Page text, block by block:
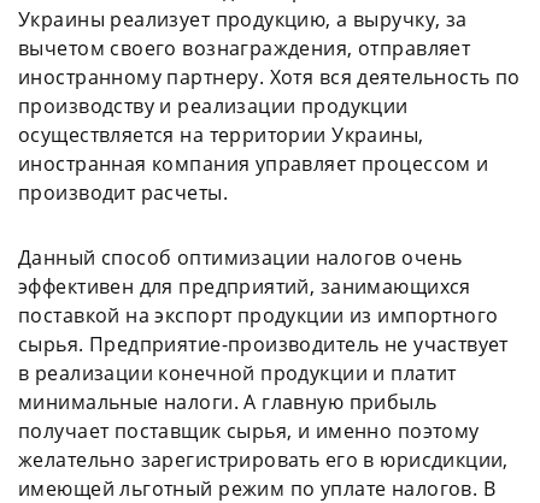
Украины реализует продукцию, а выручку, за
вычетом своего вознаграждения, отправляет
иностранному партнеру. Хотя вся деятельность по
производству и реализации продукции
осуществляется на территории Украины,
иностранная компания управляет процессом и
производит расчеты.
Данный способ оптимизации налогов очень
эффективен для предприятий, занимающихся
поставкой на экспорт продукции из импортного
сырья. Предприятие-производитель не участвует
в реализации конечной продукции и платит
минимальные налоги. А главную прибыль
получает поставщик сырья, и именно поэтому
желательно зарегистрировать его в юрисдикции,
имеющей льготный режим по уплате налогов. В